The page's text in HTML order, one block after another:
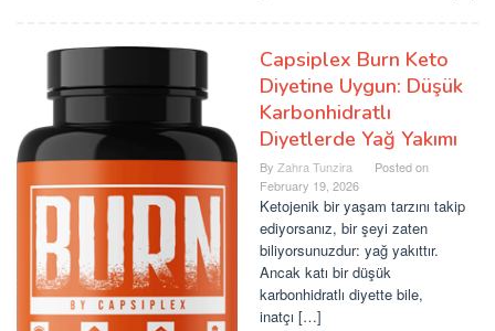
Capsiplex Burn Keto
Diyetine Uygun: Düşük
Karbonhidratlı
Diyetlerde Yağ Yakımı
By Zahra Tunzira
Posted on
February 19, 2026
Ketojenik bir yaşam tarzını takip
ediyorsanız, bir şeyi zaten
biliyorsunuzdur: yağ yakıttır.
Ancak katı bir düşük
karbonhidratlı diyette bile,
inatçı […]